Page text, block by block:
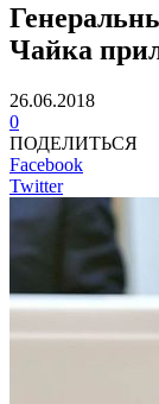
Чайка
26.06.2018
0
ПОДЕЛИТЬСЯ
Facebook
Twitter